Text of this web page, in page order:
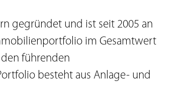
gegründet und ist seit 2005 an
im Gesamtwert
führenden
besteht aus Anlage- und